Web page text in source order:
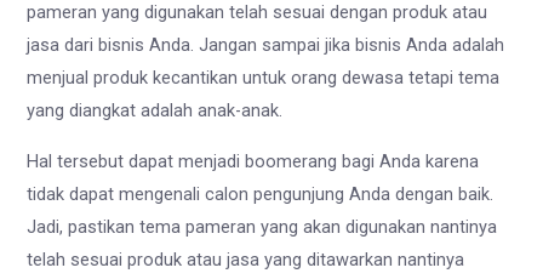
pameran yang digunakan telah sesuai dengan produk atau
jasa dari bisnis Anda. Jangan sampai jika bisnis Anda adalah
menjual produk kecantikan untuk orang dewasa tetapi tema
yang diangkat adalah anak-anak.
Hal tersebut dapat menjadi boomerang bagi Anda karena
tidak dapat mengenali calon pengunjung Anda dengan baik.
Jadi, pastikan tema pameran yang akan digunakan nantinya
telah sesuai produk atau jasa yang ditawarkan nantinya